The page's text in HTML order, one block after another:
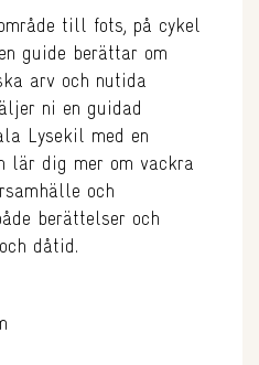
till fots, på cykel
guide berättar om
arv och nutida
ni en guidad
Lysekil med en
lär dig mer om vackra
och
berättelser och
dåtid.